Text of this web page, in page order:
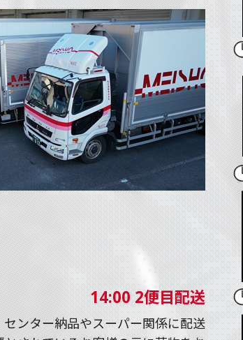
14:00 2便目配送
ンター納品やスーパー関係に配送